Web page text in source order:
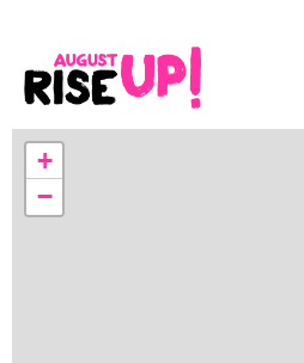
+
−